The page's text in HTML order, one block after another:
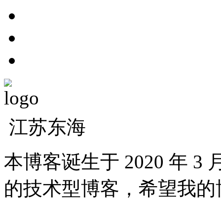
江苏东海
本博客诞生于 2020 年 3
的技术型博客，希望我